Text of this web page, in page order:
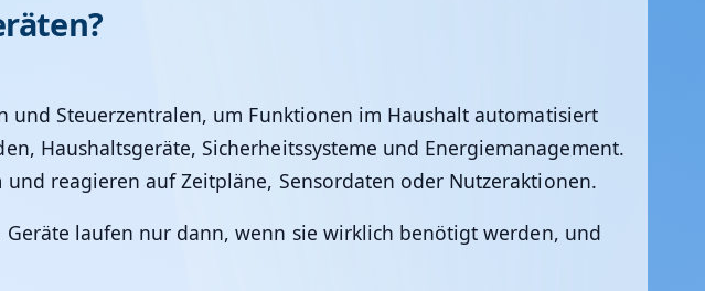
und Steuerzentralen, um Funktionen im Haushalt automatisiert
Haushaltsgeräte, Sicherheitssysteme und Energiemanagement.
reagieren auf Zeitpläne, Sensordaten oder Nutzeraktionen.
laufen nur dann, wenn sie wirklich benötigt werden, und